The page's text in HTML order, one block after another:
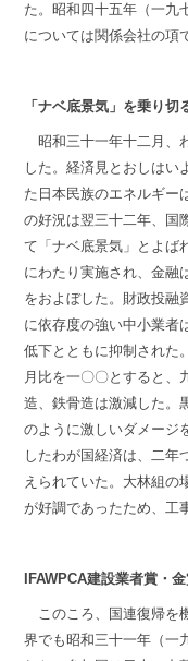
た。昭和四十五年（一九
については関係会社の項
「ナベ底景気」を乗り切
昭和三十一年十二月、
した。経済見とおしはい
た日本民族のエネルギー
の好況は翌三十二年、国
て「ナベ底景気」とよば
にわたり実施され、金融
をおよぼした。財政投融
に依存度の強い中小業者
低下とともに抑制された
月比を一〇〇とすると、
造、鉄骨造は激減した。
のように激しいダメージ
したわが国経済は、二年
えられていた。大林組の
が好調であったため、工
IFAWPCA建設業者賞・
このころ、国連復帰を
界でも昭和三十一年（一